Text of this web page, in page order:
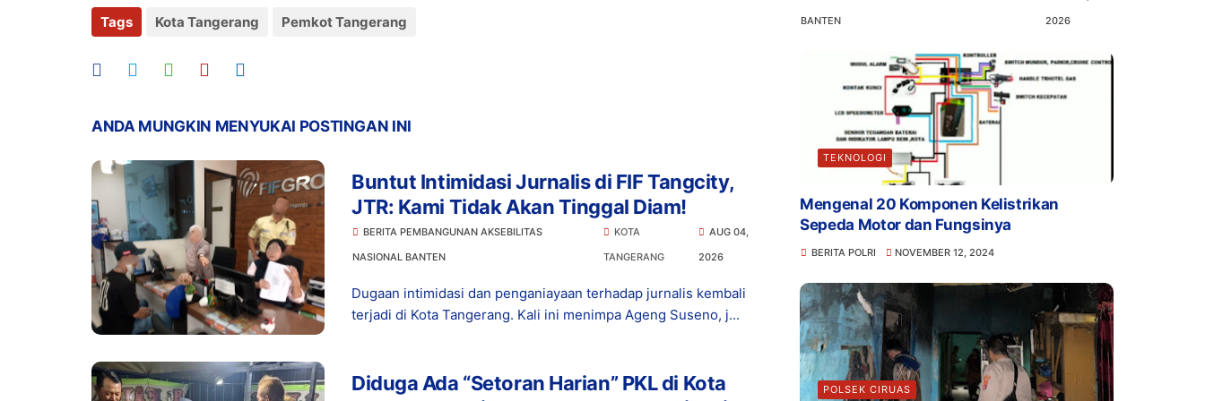
Tags Kota Tangerang Pemkot Tangerang
ANDA MUNGKIN MENYUKAI POSTINGAN INI
Buntut Intimidasi Jurnalis di FIF Tangcity,
JTR: Kami Tidak Akan Tinggal Diam!
BERITA PEMBANGUNAN AKSEBILITAS
NASIONAL BANTEN
KOTA
TANGERANG
AUG 04,
2026
Dugaan intimidasi dan penganiayaan terhadap jurnalis kembali
terjadi di Kota Tangerang. Kali ini menimpa Ageng Suseno, j...
Diduga Ada “Setoran Harian” PKL di Kota
BANTEN
2026
TEKNOLOGI
Mengenal 20 Komponen Kelistrikan
Sepeda Motor dan Fungsinya
BERITA POLRI NOVEMBER 12, 2024
POLSEK CIRUAS